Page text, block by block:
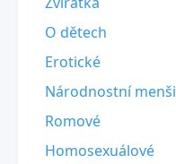
O dětech
Erotické
Národnostní
Romové
Homosexuálové